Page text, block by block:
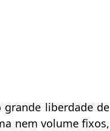
liberdade de
nem volume fixos,